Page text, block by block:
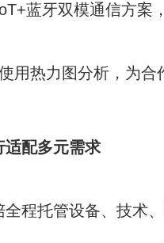
蓝牙双模通信方
用热力图分析，为
适配多元需求
程托管设备、技术